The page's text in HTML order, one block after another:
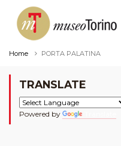
Home PORTA PALATINA
TRANSLATE
Powered by